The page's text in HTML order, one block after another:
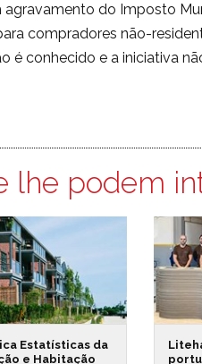
do Imposto
compradores não-
é conhecido e a iniciativa
lhe podem
Estatísticas da
e Habitação